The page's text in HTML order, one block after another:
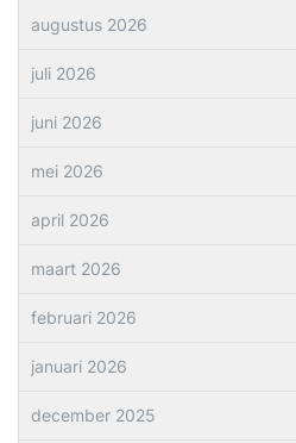
augustus 2026
juli 2026
juni 2026
mei 2026
april 2026
maart 2026
februari 2026
januari 2026
december 2025